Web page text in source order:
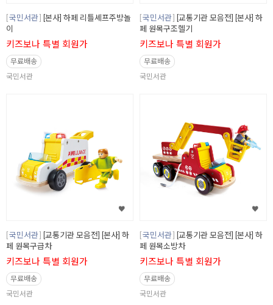
국민서관
[본사] 하페 리틀셰프주방놀
이
키즈보나 특별 회원가
무료배송
국민서관
국민서관
[교통기관 모음전] [본사] 하
페 원목구조헬기
키즈보나 특별 회원가
무료배송
국민서관
국민서관
[교통기관 모음전] [본사] 하
페 원목구급차
키즈보나 특별 회원가
무료배송
국민서관
국민서관
[교통기관 모음전] [본사] 하
페 원목소방차
키즈보나 특별 회원가
무료배송
국민서관